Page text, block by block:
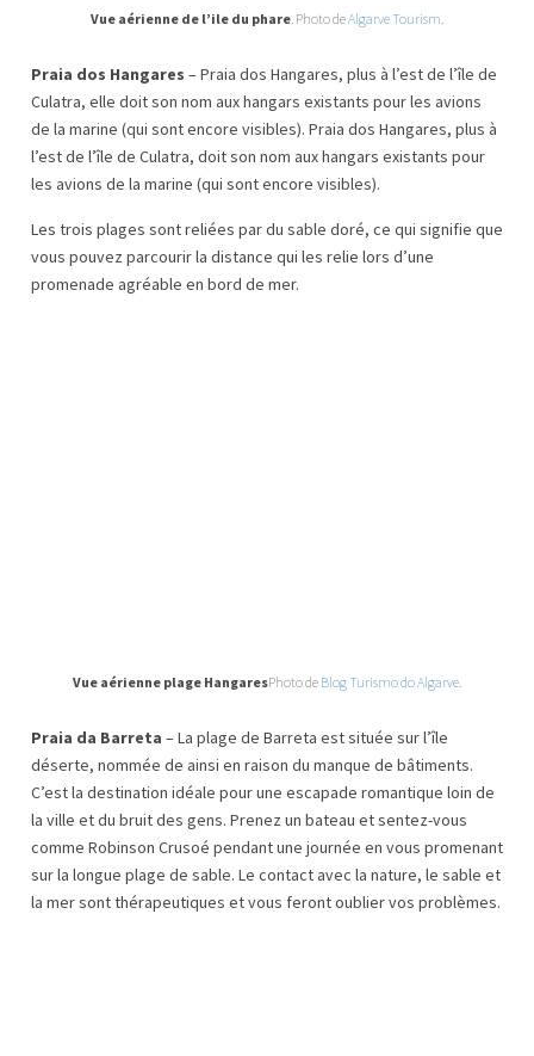
Vue aérienne de l’ile du phare. Photo deAlgarve Tourism.
Praia dos Hangares – Praia dos Hangares, plus à l’est de l’île de
Culatra, elle doit son nom aux hangars existants pour les avions
de la marine (qui sont encore visibles). Praia dos Hangares, plus à
l’est de l’île de Culatra, doit son nom aux hangars existants pour
les avions de la marine (qui sont encore visibles).
Les trois plages sont reliées par du sable doré, ce qui signifie que
vous pouvez parcourir la distance qui les relie lors d’une
promenade agréable en bord de mer.
Vue aérienne plage HangaresPhoto de Blog Turismo do Algarve.
Praia da Barreta – La plage de Barreta est située sur l’île
déserte, nommée de ainsi en raison du manque de bâtiments.
C’est la destination idéale pour une escapade romantique loin de
la ville et du bruit des gens. Prenez un bateau et sentez-vous
comme Robinson Crusoé pendant une journée en vous promenant
sur la longue plage de sable. Le contact avec la nature, le sable et
la mer sont thérapeutiques et vous feront oublier vos problèmes.